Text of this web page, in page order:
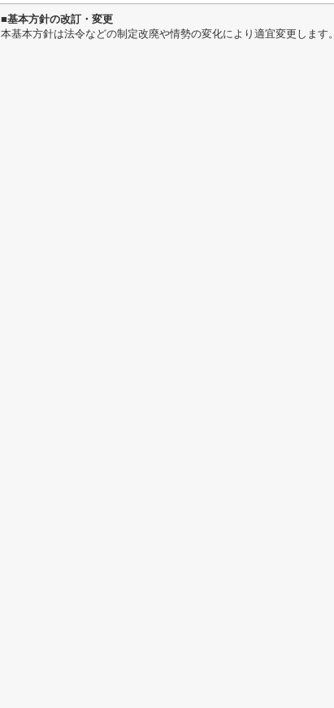
■基本方針の改訂・変更
本基本方針は法令などの制定改廃や情勢の変化により適宜変更します。